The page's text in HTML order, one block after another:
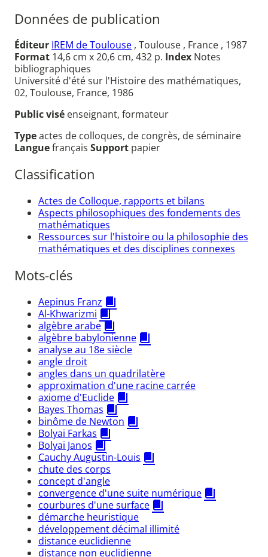
Données de publication
Éditeur IREM de Toulouse , Toulouse , France , 1987
Format 14,6 cm x 20,6 cm, 432 p. Index Notes
bibliographiques
Université d'été sur l'Histoire des mathématiques,
02, Toulouse, France, 1986
Public visé enseignant, formateur
Typeactes de colloques, de congrès, de séminaire
Languefrançais Support papier
Classification
Actes de Colloque, rapports et bilans
Aspects philosophiques des fondements des
mathématiques
Ressources sur l'histoire ou la philosophie des
mathématiques et des disciplines connexes
Mots-clés
Aepinus Franz
Al-Khwarizmi
algèbre arabe
algèbre babylonienne
analyse au 18e siècle
angle droit
angles dans un quadrilatère
approximation d'une racine carrée
axiome d'Euclide
Bayes Thomas
binôme de Newton
Bolyai Farkas
Bolyai Janos
Cauchy Augustin-Louis
chute des corps
concept d'angle
convergence d'une suite numérique
courbures d'une surface
démarche heuristique
développement décimal illimité
distance euclidienne
distance non euclidienne